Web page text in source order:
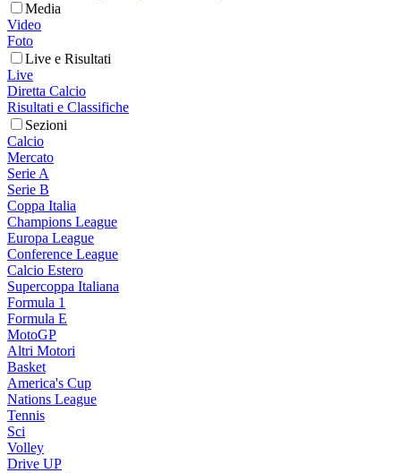
Media
Video
Foto
Live e Risultati
Live
Diretta Calcio
Risultati e Classifiche
Sezioni
Calcio
Mercato
Serie A
Serie B
Coppa Italia
Champions League
Europa League
Conference League
Calcio Estero
Supercoppa Italiana
Formula 1
Formula E
MotoGP
Altri Motori
Basket
America's Cup
Nations League
Tennis
Sci
Volley
Drive UP